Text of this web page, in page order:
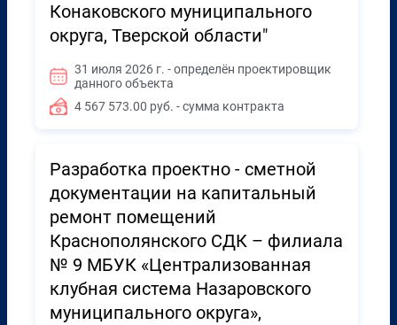
Конаковского муниципального
округа, Тверской области"
31 июля 2026 г. - определён проектировщик
данного объекта
4 567 573.00 руб. - сумма контракта
Разработка проектно - сметной
документации на капитальный
ремонт помещений
Краснополянского СДК – филиала
№ 9 МБУК «Централизованная
клубная система Назаровского
муниципального округа»,